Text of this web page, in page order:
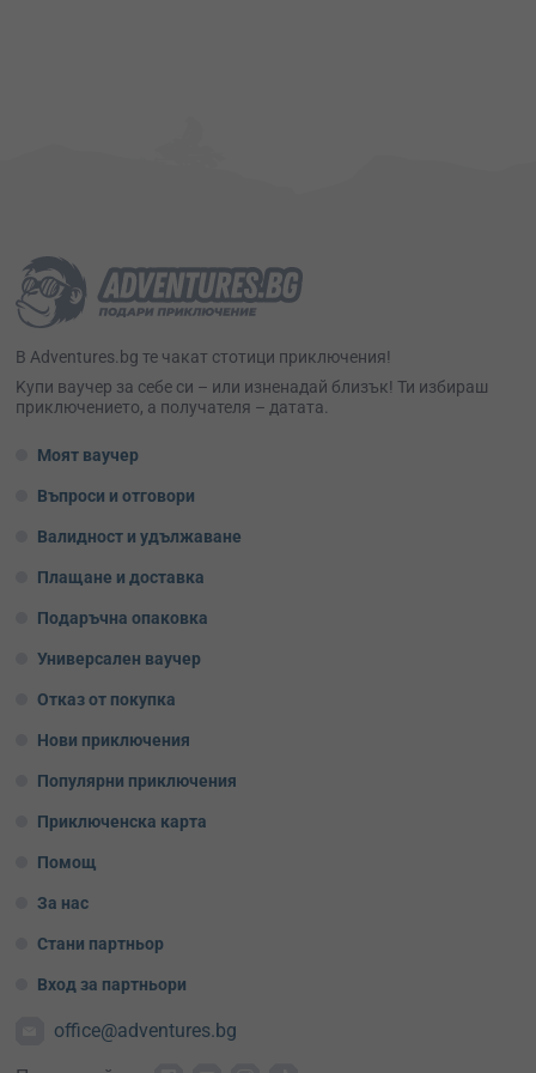
В Adventures.bg те чакат стотици приключения!
Kупи ваучер за себе си – или изненадай близък! Ти избираш
приключението, а получателя – датата.
Моят ваучер
Въпроси и отговори
Валидност и удължаване
Плащане и доставка
Подаръчна опаковка
Универсален ваучер
Отказ от покупка
Нови приключения
Популярни приключения
Приключенска карта
Помощ
За нас
Стани партньор
Вход за партньори
office@adventures.bg